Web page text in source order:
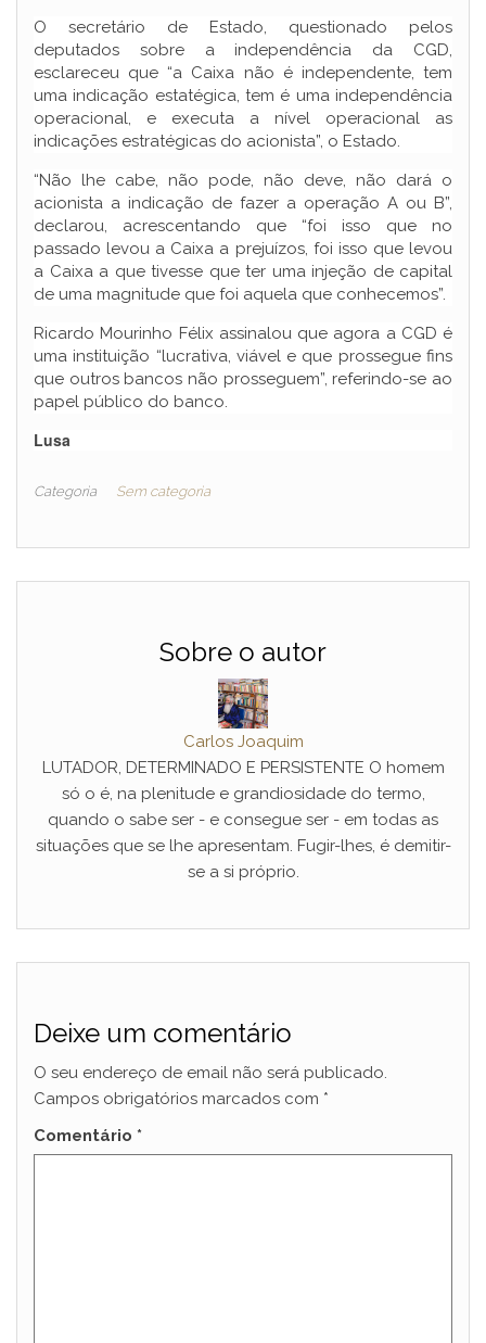
O secretário de Estado, questionado pelos
deputados sobre a independência da CGD,
esclareceu que “a Caixa não é independente, tem
uma indicação estatégica, tem é uma independência
operacional, e executa a nível operacional as
indicações estratégicas do acionista”, o Estado.
“Não lhe cabe, não pode, não deve, não dará o
acionista a indicação de fazer a operação A ou B”,
declarou, acrescentando que “foi isso que no
passado levou a Caixa a prejuízos, foi isso que levou
a Caixa a que tivesse que ter uma injeção de capital
de uma magnitude que foi aquela que conhecemos”.
Ricardo Mourinho Félix assinalou que agora a CGD é
uma instituição “lucrativa, viável e que prossegue fins
que outros bancos não prosseguem”, referindo-se ao
papel público do banco.
Lusa
Categoria Sem categoria
Sobre o autor
Carlos Joaquim
LUTADOR, DETERMINADO E PERSISTENTE O homem
só o é, na plenitude e grandiosidade do termo,
quando o sabe ser - e consegue ser - em todas as
situações que se lhe apresentam. Fugir-lhes, é demitir-
se a si próprio.
Deixe um comentário
O seu endereço de email não será publicado.
Campos obrigatórios marcados com *
Comentário *